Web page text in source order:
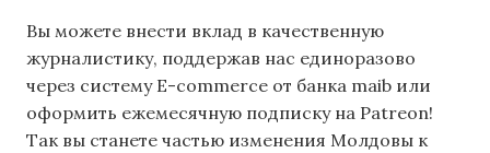
Вы можете внести вклад в качественную
журналистику, поддержав нас единоразово
через систему E-commerce от банка maib или
оформить ежемесячную подписку на Patreon!
Так вы станете частью изменения Молдовы к